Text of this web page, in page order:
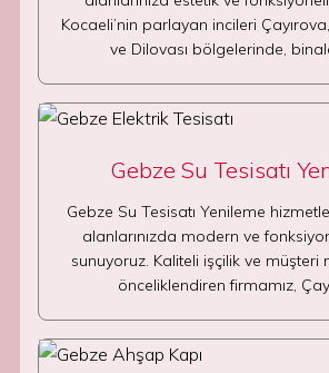
Kocaeli’nin parlayan incileri
ve Dilovası bölgelerinde,
Gebze Su Tesisatı
Gebze Su Tesisatı Yenileme
alanlarınızda modern ve
sunuyoruz. Kaliteli işçilik ve müşteri
önceliklendiren firmamız,